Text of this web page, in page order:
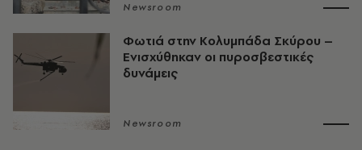
Newsroom
Φωτιά στην Κολυμπάδα Σκύρου –
Ενισχύθηκαν οι πυροσβεστικές
δυνάμεις
Newsroom